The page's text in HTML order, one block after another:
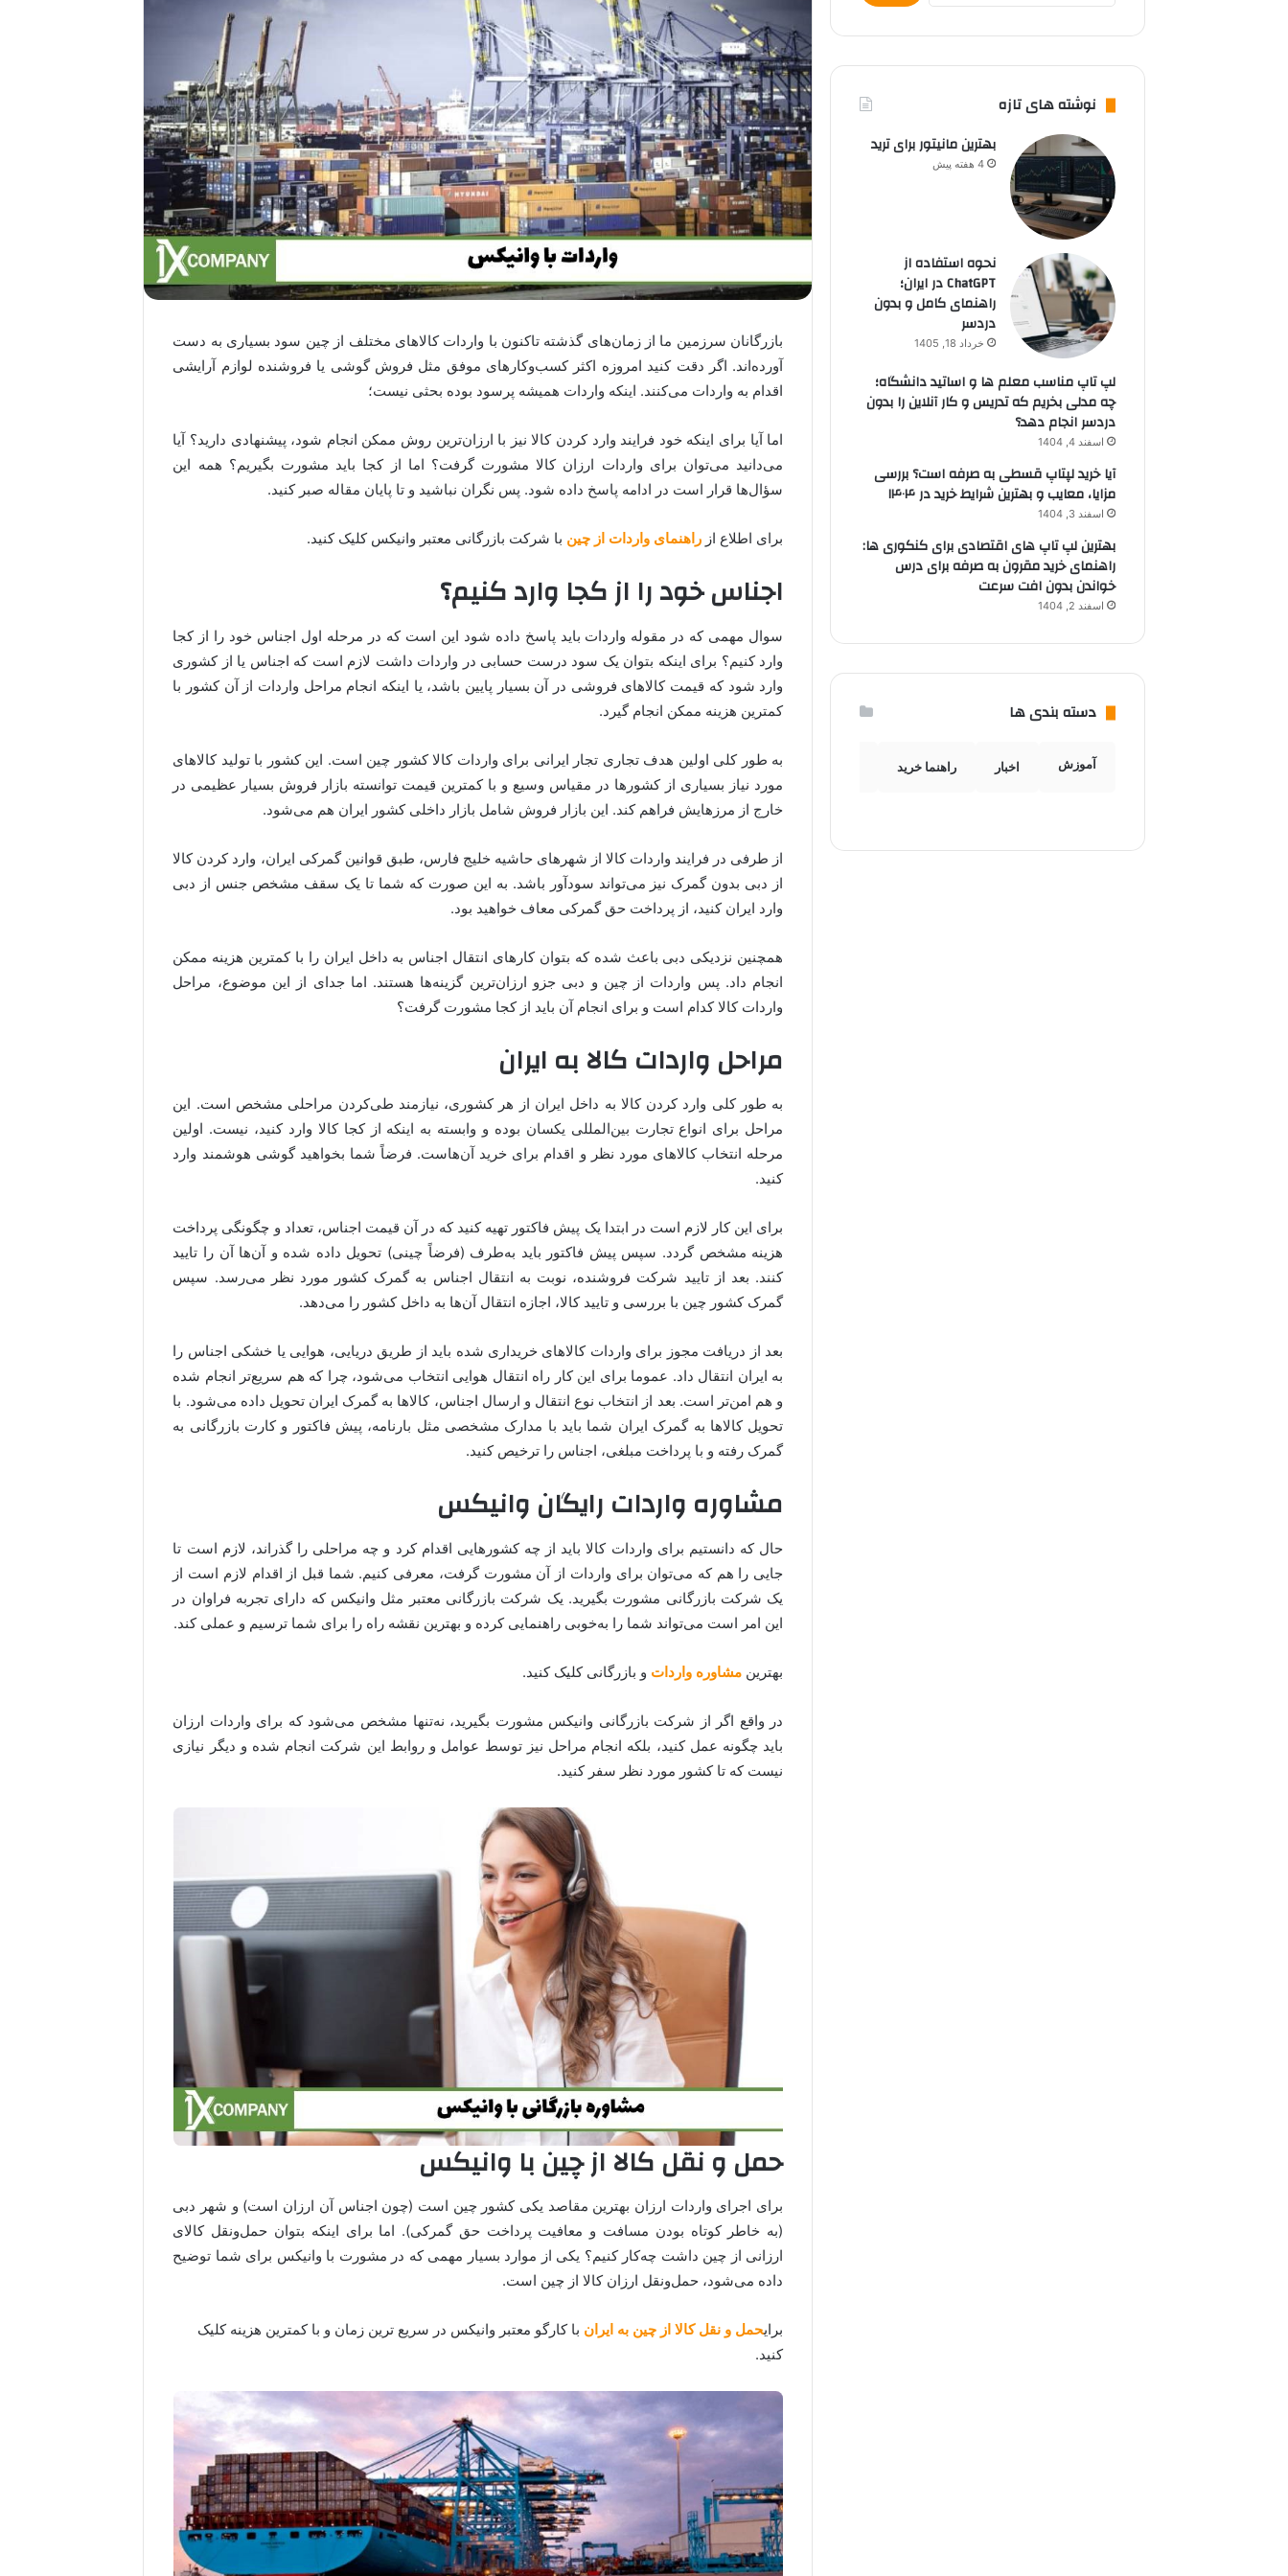
بازرگانان سرزمین ما از زمان‌های گذشته تاکنون با واردات کالاهای مختلف از چین سود بسیاری به دست
آورده‌اند. اگر دقت کنید امروزه اکثر کسب‌و‌کارهای موفق مثل فروش گوشی یا فروشنده لوازم آرایشی
اقدام به واردات می‌کنند. اینکه واردات همیشه پرسود بوده بحثی نیست؛
اما آیا برای اینکه خود فرایند وارد کردن کالا نیز با ارزان‌ترین روش ممکن انجام شود، پیشنهادی دارید؟ آیا
می‌دانید می‌توان برای واردات ارزان کالا مشورت گرفت؟ اما از کجا باید مشورت بگیریم؟ همه این
سؤال‌ها قرار است در ادامه پاسخ داده شود. پس نگران نباشید و تا پایان مقاله صبر کنید.
برای اطلاع از راهنمای واردات از چین با شرکت بازرگانی معتبر وانیکس کلیک کنید.
اجناس خود را از کجا وارد کنیم؟
سوال مهمی که در مقوله واردات باید پاسخ داده شود این است که در مرحله اول اجناس خود را از کجا
وارد کنیم؟ برای اینکه بتوان یک سود درست حسابی در واردات داشت لازم است که اجناس یا از کشوری
وارد شود که قیمت کالاهای فروشی در آن بسیار پایین باشد، یا اینکه انجام مراحل واردات از آن کشور با
کمترین هزینه ممکن انجام گیرد.
به طور کلی اولین هدف تجاری تجار ایرانی برای واردات کالا کشور چین است. این کشور با تولید کالاهای
مورد نیاز بسیاری از کشورها در مقیاس وسیع و با کمترین قیمت توانسته بازار فروش بسیار عظیمی در
خارج از مرزهایش فراهم کند. این بازار فروش شامل بازار داخلی کشور ایران هم می‌شود.
از طرفی در فرایند واردات کالا از شهرهای حاشیه خلیج فارس، طبق قوانین گمرکی ایران، وارد کردن کالا
از دبی بدون گمرک نیز می‌تواند سودآور باشد. به این صورت که شما تا یک سقف مشخص جنس از دبی
وارد ایران کنید، از پرداخت حق گمرکی معاف خواهید بود.
همچنین نزدیکی دبی باعث شده که بتوان کارهای انتقال اجناس به داخل ایران را با کمترین هزینه ممکن
انجام داد. پس واردات از چین و دبی جزو ارزان‌ترین گزینه‌ها هستند. اما جدای از این موضوع، مراحل
واردات کالا کدام است و برای انجام آن باید از کجا مشورت گرفت؟
مراحل واردات کالا به ایران
به طور کلی وارد کردن کالا به داخل ایران از هر کشوری، نیازمند طی‌کردن مراحلی مشخص است. این
مراحل برای انواع تجارت بین‌المللی یکسان بوده و وابسته به اینکه از کجا کالا وارد کنید، نیست. اولین
مرحله انتخاب کالاهای مورد نظر و اقدام برای خرید آن‌هاست. فرضاً شما بخواهید گوشی هوشمند وارد
کنید.
برای این کار لازم است در ابتدا یک پیش فاکتور تهیه کنید که در آن قیمت اجناس، تعداد و چگونگی پرداخت
هزینه مشخص گردد. سپس پیش فاکتور باید به‌طرف (فرضاً چینی) تحویل داده شده و آن‌ها آن را تایید
کنند. بعد از تایید شرکت فروشنده، نوبت به انتقال اجناس به گمرک کشور مورد نظر می‌رسد. سپس
گمرک کشور چین با بررسی و تایید کالا، اجازه انتقال آن‌ها به داخل کشور را می‌دهد.
بعد از دریافت مجوز برای واردات کالاهای خریداری شده باید از طریق دریایی، هوایی یا خشکی اجناس را
به ایران انتقال داد. عموما برای این کار راه انتقال هوایی انتخاب می‌شود، چرا که هم سریع‌تر انجام شده
و هم امن‌تر است. بعد از انتخاب نوع انتقال و ارسال اجناس، کالاها به گمرک ایران تحویل داده می‌شود. با
تحویل کالاها به گمرک ایران شما باید با مدارک مشخصی مثل بارنامه، پیش فاکتور و کارت بازرگانی به
گمرک رفته و با پرداخت مبلغی، اجناس را ترخیص کنید.
مشاوره واردات رایگان وانیکس
حال که دانستیم برای واردات کالا باید از چه کشورهایی اقدام کرد و چه مراحلی را گذراند، لازم است تا
جایی را هم که می‌توان برای واردات از آن مشورت گرفت، معرفی کنیم. شما قبل از اقدام لازم است از
یک شرکت بازرگانی مشورت بگیرید. یک شرکت بازرگانی معتبر مثل وانیکس که دارای تجربه فراوان در
این امر است می‌تواند شما را به‌خوبی راهنمایی کرده و بهترین نقشه راه را برای شما ترسیم و عملی کند.
بهترین مشاوره واردات و بازرگانی کلیک کنید.
در واقع اگر از شرکت بازرگانی وانیکس مشورت بگیرید، نه‌تنها مشخص می‌شود که برای واردات ارزان
باید چگونه عمل کنید، بلکه انجام مراحل نیز توسط عوامل و روابط این شرکت انجام شده و دیگر نیازی
نیست که تا کشور مورد نظر سفر کنید.
حمل و نقل کالا از چین با وانیکس
برای اجرای واردات ارزان بهترین مقاصد یکی کشور چین است (چون اجناس آن ارزان است) و شهر دبی
(به خاطر کوتاه بودن مسافت و معافیت پرداخت حق گمرکی). اما برای اینکه بتوان حمل‌ونقل کالای
ارزانی از چین داشت چه‌کار کنیم؟ یکی از موارد بسیار مهمی که در مشورت با وانیکس برای شما توضیح
داده می‌شود، حمل‌ونقل ارزان کالا از چین است.
برایحمل و نقل کالا از چین به ایران با کارگو معتبر وانیکس در سریع ترین زمان و با کمترین هزینه کلیک
کنید.
نوشته های تازه
بهترین مانیتور برای ترید
4 هفته پیش
نحوه استفاده از
ChatGPT در ایران؛
راهنمای کامل و بدون
دردسر
خرداد 18, 1405
لپ تاپ مناسب معلم ها و اساتید دانشگاه؛
چه مدلی بخریم که تدریس و کار آنلاین را بدون
دردسر انجام دهد؟
اسفند 4, 1404
آیا خرید لپتاپ قسطی به صرفه است؟ بررسی
مزایا، معایب و بهترین شرایط خرید در ۱۴۰۴
اسفند 3, 1404
بهترین لپ تاپ های اقتصادی برای کنکوری ها:
راهنمای خرید مقرون به صرفه برای درس
خواندن بدون افت سرعت
اسفند 2, 1404
دسته بندی ها
آموزش اخبار راهنما خرید لپ تاپ استوک لپ تاپ گیمینگ لپ تاپ لمسی